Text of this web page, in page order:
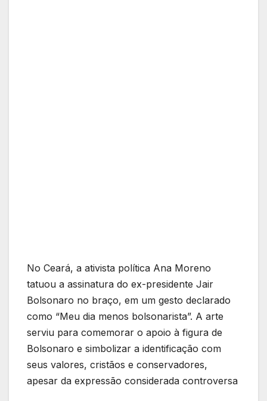
No Ceará, a ativista política Ana Moreno
tatuou a assinatura do ex-presidente Jair
Bolsonaro no braço, em um gesto declarado
como “Meu dia menos bolsonarista”. A arte
serviu para comemorar o apoio à figura de
Bolsonaro e simbolizar a identificação com
seus valores, cristãos e conservadores,
apesar da expressão considerada controversa